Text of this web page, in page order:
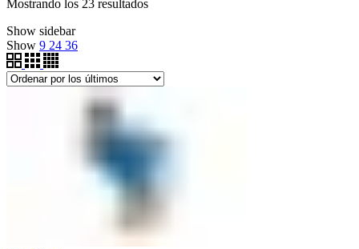
Mostrando los 23 resultadosOrdenado
Show sidebar
Show 9 24 36